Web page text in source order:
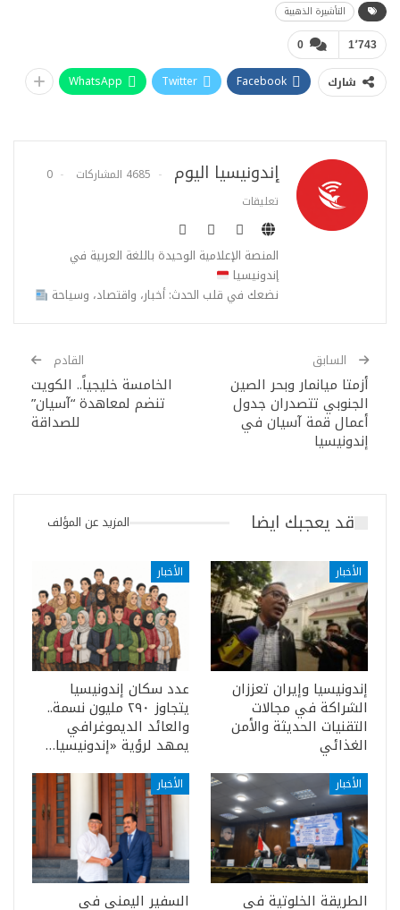
التأشيرة الذهبية
0 1٬743
شارك Facebook
Twitter
WhatsApp
إندونيسيا اليوم 4685 المشاركات
0
تعليقات
المنصة الإعلامية الوحيدة باللغة العربية في
إندونيسيا
نضعك في قلب الحدث: أخبار، واقتصاد، وسياحة
السابق
أزمتا ميانمار وبحر الصين
الجنوبي تتصدران جدول
أعمال قمة آسيان في
إندونيسيا
القادم
الخامسة خليجياً.. الكويت
تنضم لمعاهدة “آسيان”
للصداقة
قد يعجبك ايضا المزيد عن المؤلف
الأخبار
إندونيسيا وإيران تعززان
الشراكة في مجالات
التقنيات الحديثة والأمن
الغذائي
الأخبار
عدد سكان إندونيسيا
يتجاوز ٢٩٠ مليون نسمة..
والعائد الديموغرافي
يمهد لرؤية «إندونيسيا…
الأخبار
الطريقة الخلوتية في
الأخبار
السفير اليمني في